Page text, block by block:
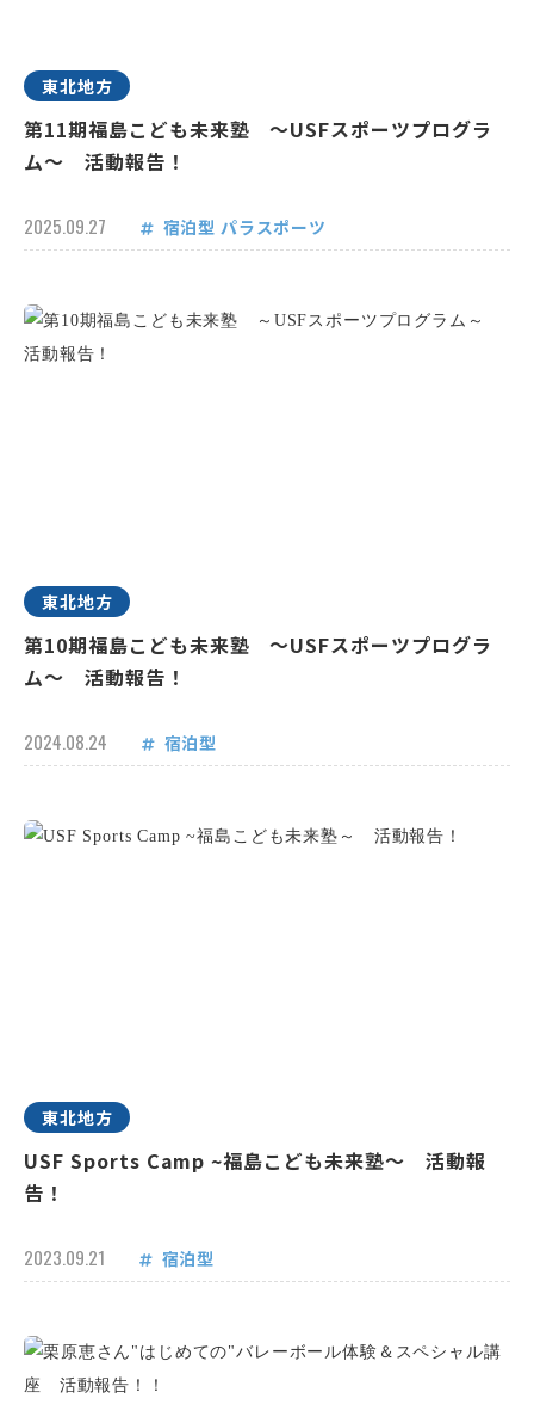
東北地方
第11期福島こども未来塾 ～USFスポーツプログラ
ム～ 活動報告！
2025.09.27 宿泊型 パラスポーツ
東北地方
第10期福島こども未来塾 ～USFスポーツプログラ
ム～ 活動報告！
2024.08.24 宿泊型
東北地方
USF Sports Camp ~福島こども未来塾～ 活動報
告！
2023.09.21 宿泊型